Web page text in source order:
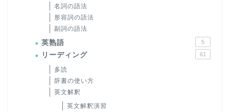
名詞の語法
形容詞の語法
副詞の語法
英熟語 5
リーディング 61
多読
辞書の使い方
英文解釈
英文解釈演習